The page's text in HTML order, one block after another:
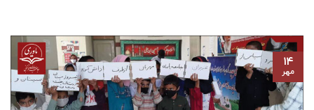
۱۴
مهر